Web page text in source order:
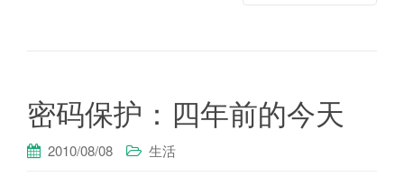
密码保护：四年前的今天
2010/08/08 生活